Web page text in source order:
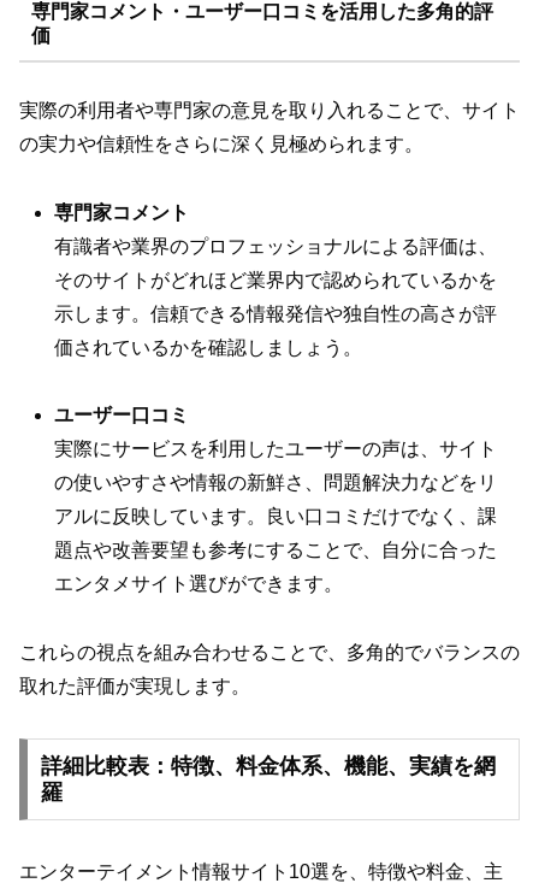
専門家コメント・ユーザー口コミを活用した多角的評
価
実際の利用者や専門家の意見を取り入れることで、サイト
の実力や信頼性をさらに深く見極められます。
専門家コメント
有識者や業界のプロフェッショナルによる評価は、
そのサイトがどれほど業界内で認められているかを
示します。信頼できる情報発信や独自性の高さが評
価されているかを確認しましょう。
ユーザー口コミ
実際にサービスを利用したユーザーの声は、サイト
の使いやすさや情報の新鮮さ、問題解決力などをリ
アルに反映しています。良い口コミだけでなく、課
題点や改善要望も参考にすることで、自分に合った
エンタメサイト選びができます。
これらの視点を組み合わせることで、多角的でバランスの
取れた評価が実現します。
詳細比較表：特徴、料金体系、機能、実績を網
羅
エンターテイメント情報サイト10選を、特徴や料金、主